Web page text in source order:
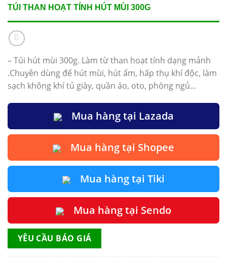
TÚI THAN HOẠT TÍNH HÚT MÙI 300G
– Túi hút mùi 300g. Làm từ than hoạt tính dạng mảnh
.Chuyên dùng để hút mùi, hút ẩm, hấp thụ khí độc, làm
sạch không khí tủ giày, quần áo, oto, phòng ngủ…
Mua hàng tại Lazada
Mua hàng tại Shopee
Mua hàng tại Tiki
Mua hàng tại Sendo
YÊU CẦU BÁO GIÁ